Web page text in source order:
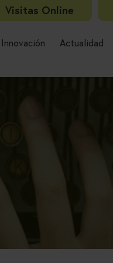
Visitas Online
Innovación Actualidad